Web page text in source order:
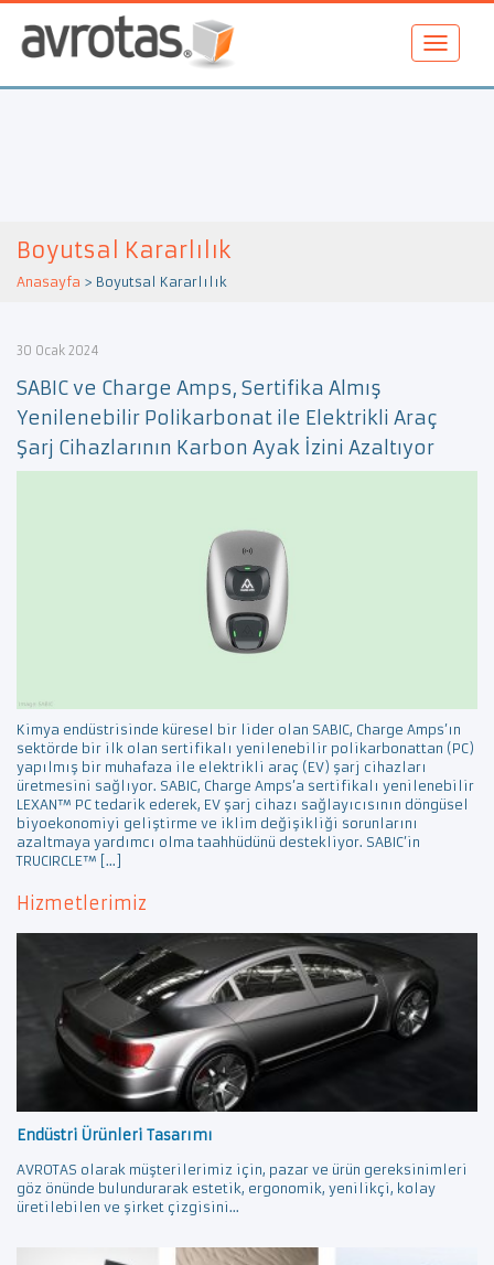
Boyutsal Kararlılık
Anasayfa > Boyutsal Kararlılık
30 Ocak 2024
SABIC ve Charge Amps, Sertifika Almış
Yenilenebilir Polikarbonat ile Elektrikli Araç
Şarj Cihazlarının Karbon Ayak İzini Azaltıyor
Kimya endüstrisinde küresel bir lider olan SABIC, Charge Amps’ın
sektörde bir ilk olan sertifikalı yenilenebilir polikarbonattan (PC)
yapılmış bir muhafaza ile elektrikli araç (EV) şarj cihazları
üretmesini sağlıyor. SABIC, Charge Amps’a sertifikalı yenilenebilir
LEXAN™ PC tedarik ederek, EV şarj cihazı sağlayıcısının döngüsel
biyoekonomiyi geliştirme ve iklim değişikliği sorunlarını
azaltmaya yardımcı olma taahhüdünü destekliyor. SABIC’in
TRUCIRCLE™ […]
Hizmetlerimiz
Endüstri Ürünleri Tasarımı
AVROTAS olarak müşterilerimiz için, pazar ve ürün gereksinimleri
göz önünde bulundurarak estetik, ergonomik, yenilikçi, kolay
üretilebilen ve şirket çizgisini...